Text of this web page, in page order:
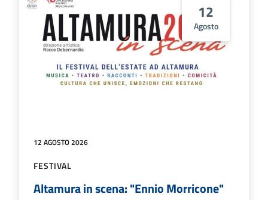
12
Agosto
12 AGOSTO 2026
FESTIVAL
Altamura in scena: "Ennio Morricone"